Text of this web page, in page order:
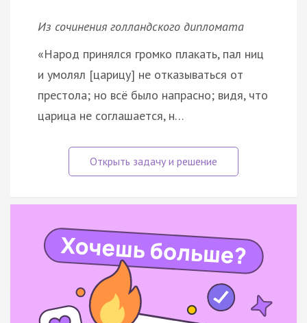
Из сочинения голландского дипломата
«Народ принялся громко плакать, пал ниц
и умолял [царицу] не отказываться от
престола; но всё было напрасно; видя, что
царица не соглашается, н…